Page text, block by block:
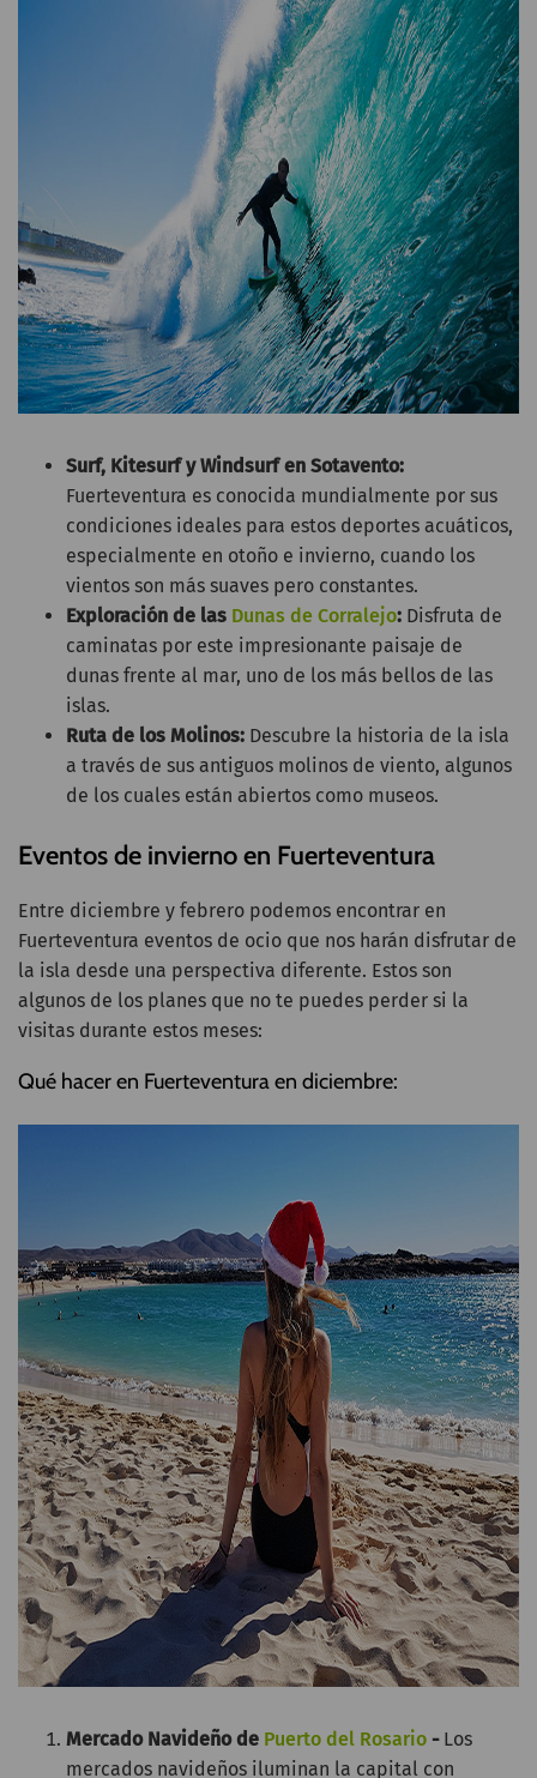
Surf, Kitesurf y Windsurf en Sotavento:
Fuerteventura es conocida mundialmente por sus
condiciones ideales para estos deportes acuáticos,
especialmente en otoño e invierno, cuando los
vientos son más suaves pero constantes.
Exploración de las Dunas de Corralejo: Disfruta de
caminatas por este impresionante paisaje de
dunas frente al mar, uno de los más bellos de las
islas.
Ruta de los Molinos: Descubre la historia de la isla
a través de sus antiguos molinos de viento, algunos
de los cuales están abiertos como museos.
Eventos de invierno en Fuerteventura
Entre diciembre y febrero podemos encontrar en
Fuerteventura eventos de ocio que nos harán disfrutar de
la isla desde una perspectiva diferente. Estos son
algunos de los planes que no te puedes perder si la
visitas durante estos meses:
Qué hacer en Fuerteventura en diciembre:
Mercado Navideño de Puerto del Rosario -Los
mercados navideños iluminan la capital con